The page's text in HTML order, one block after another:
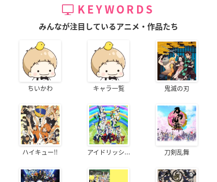
KEYWORDS
みんなが注目しているアニメ・作品たち
ちいかわ キャラ一覧 鬼滅の刃
ハイキュー!! アイドリッシ... 刀剣乱舞